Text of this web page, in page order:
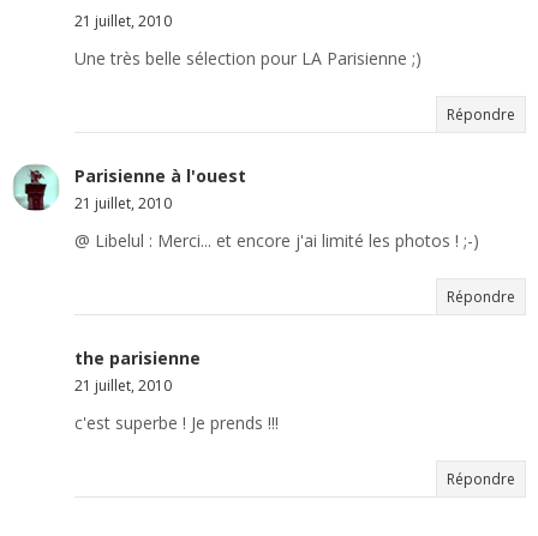
21 juillet, 2010
Une très belle sélection pour LA Parisienne ;)
Répondre
Parisienne à l'ouest
21 juillet, 2010
@ Libelul : Merci... et encore j'ai limité les photos ! ;-)
Répondre
the parisienne
21 juillet, 2010
c'est superbe ! Je prends !!!
Répondre